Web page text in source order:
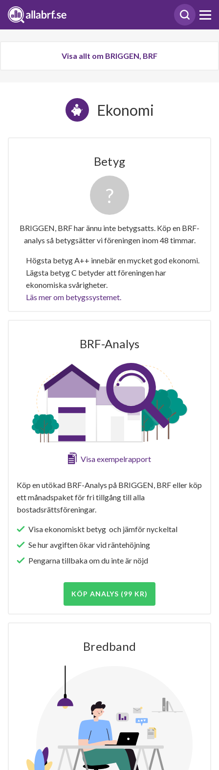
Visa allt om BRIGGEN, BRF
Ekonomi
Betyg
BRIGGEN, BRF har ännu inte betygsatts. Köp en BRF-
analys så betygsätter vi föreningen inom 48 timmar.
Högsta betyg A++ innebär en mycket god ekonomi.
Lägsta betyg C betyder att föreningen har
ekonomiska svårigheter.
Läs mer om betygssystemet.
BRF-Analys
Visa exempelrapport
Köp en utökad BRF-Analys på BRIGGEN, BRF eller köp
ett månadspaket för fri tillgång till alla
bostadsrättsföreningar.
Visa ekonomiskt betyg och jämför nyckeltal
Se hur avgiften ökar vid räntehöjning
Pengarna tillbaka om du inte är nöjd
KÖP ANALYS (99 KR)
Bredband